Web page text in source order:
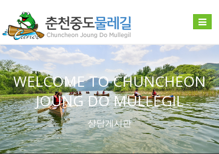
Toggle
WELCOME TO CHUNCHEON
JOUNG DO MULLEGIL
상담게시판